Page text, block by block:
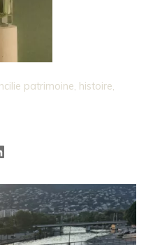
patrimoine, histoire,